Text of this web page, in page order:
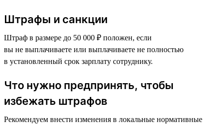
Штрафы и санкции
Штраф в размере до 50 000 ₽ положен, если
вы не выплачиваете или выплачиваете не полностью
в установленный срок зарплату сотруднику.
Что нужно предпринять, чтобы
избежать штрафов
Рекомендуем внести изменения в локальные нормативные